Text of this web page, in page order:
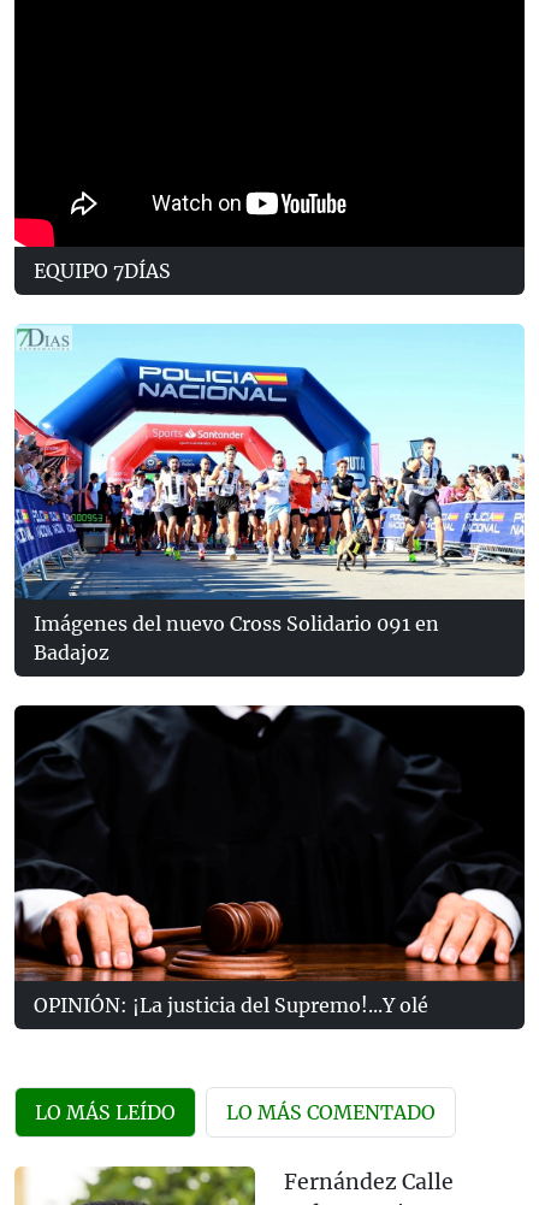
EQUIPO 7DÍAS
Imágenes del nuevo Cross Solidario 091 en
Badajoz
OPINIÓN: ¡La justicia del Supremo!...Y olé
LO MÁS LEÍDO LO MÁS COMENTADO
Fernández Calle